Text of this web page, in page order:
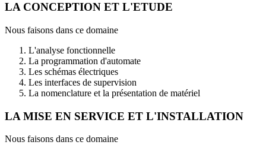
LA CONCEPTION ET L'ETUDE
Nous faisons dans ce domaine
L'analyse fonctionnelle
La programmation d'automate
Les schémas électriques
Les interfaces de supervision
La nomenclature et la présentation de matériel
LA MISE EN SERVICE ET L'INSTALLATION
Nous faisons dans ce domaine